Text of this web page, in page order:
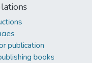
publication
books